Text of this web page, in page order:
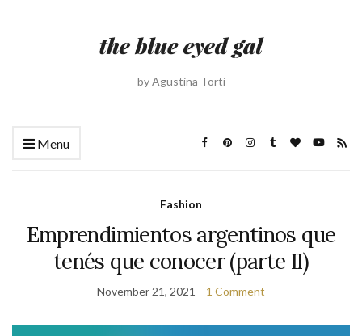
by Agustina Torti
Menu
Fashion
Emprendimientos argentinos que
tenés que conocer (parte II)
November 21, 2021 1 Comment